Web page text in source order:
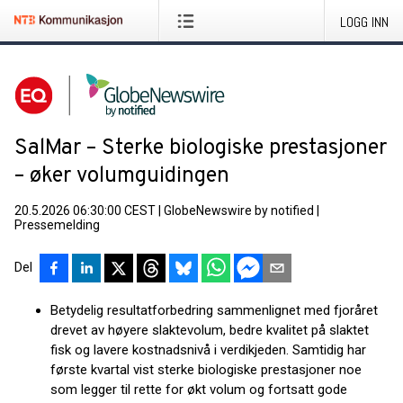
LOGG INN
SalMar – Sterke biologiske prestasjoner
– øker volumguidingen
20.5.2026 06:30:00 CEST GlobeNewswire by notified
Pressemelding
Del
Betydelig resultatforbedring sammenlignet med fjoråret
drevet av høyere slaktevolum, bedre kvalitet på slaktet
fisk og lavere kostnadsnivå i verdikjeden. Samtidig har
første kvartal vist sterke biologiske prestasjoner noe
som legger til rette for økt volum og fortsatt gode